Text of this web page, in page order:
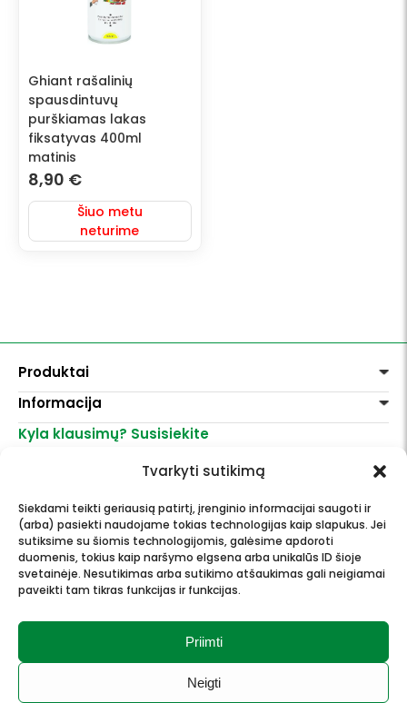
Tvarkyti sutikimą
Siekdami teikti geriausią patirtį, įrenginio informacijai saugoti ir
(arba) pasiekti naudojame tokias technologijas kaip slapukus. Jei
sutiksime su šiomis technologijomis, galėsime apdoroti
duomenis, tokius kaip naršymo elgsena arba unikalūs ID šioje
svetainėje. Nesutikimas arba sutikimo atšaukimas gali neigiamai
paveikti tam tikras funkcijas ir funkcijas.
Priimti
Neigti
Ghiant rašalinių
spausdintuvų
purškiamas lakas
fiksatyvas 400ml
matinis
8,90 €
Šiuo metu
neturime
Produktai
Dažai
Dekoravimui
Lakai, skiedikliai
Akvarelinis popierius
Molbertai
Keramikams ir skulptoriams
FIMO modelinas
Drobės, porėmiai
Mokyklinės ir biuro prekės
Rėmai ir rėminimas
Informacija
Pirkimo taisyklės
Parduotuvės
Kyla klausimų? Susisiekite
info@menomuza.lt
Dailės, dailininkų reikmenys -
didmeninė ir mažmeninė prekyba.
Esame Stipriausi Lietuvoje 2023
metais.